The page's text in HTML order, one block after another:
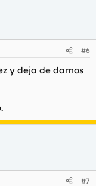
#6
y deja de darnos
#7